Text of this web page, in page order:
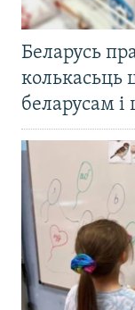
Беларусь
колькасьць
беларусам